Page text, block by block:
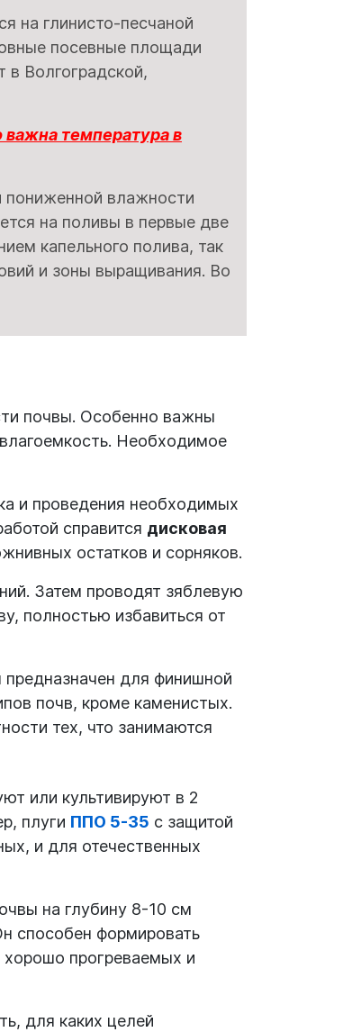
на глинисто-песчаной
посевные площади
в Волгоградской,
важна температура в
пониженной влажности
на поливы в первые две
капельного полива, так
и зоны выращивания. Во
почвы. Особенно важны
Необходимое
и проведения необходимых
справится дисковая
остатков и сорняков.
Затем проводят зяблевую
полностью избавиться от
предназначен для финишной
почв, кроме каменистых.
тех, что занимаются
или культивируют в 2
плуги ППО 5-35 с защитой
и для отечественных
на глубину 8-10 см
способен формировать
прогреваемых и
для каких целей